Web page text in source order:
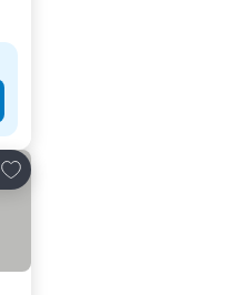
Føj til favoritter